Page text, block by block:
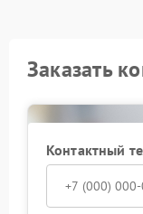
Заказать
Контактный